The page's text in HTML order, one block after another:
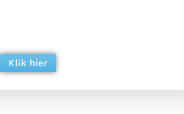
Klik hier